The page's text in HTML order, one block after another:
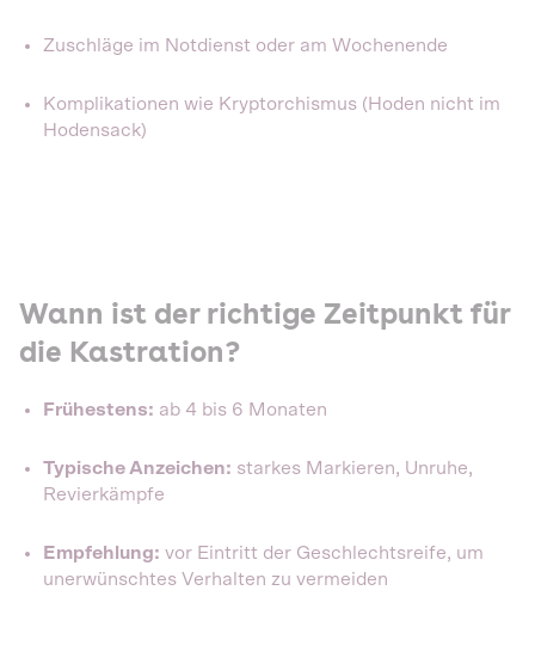
Zuschläge im Notdienst oder am Wochenende
Komplikationen wie Kryptorchismus (Hoden nicht im
Hodensack)
Wann ist der richtige Zeitpunkt für
die Kastration?
Frühestens: ab 4 bis 6 Monaten
Typische Anzeichen: starkes Markieren, Unruhe,
Revierkämpfe
Empfehlung: vor Eintritt der Geschlechtsreife, um
unerwünschtes Verhalten zu vermeiden